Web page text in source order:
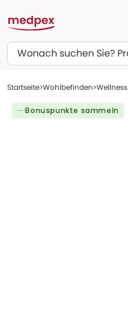
Suchen
Startseite Wohlbefinden Wellness
··· Bonuspunkte sammeln